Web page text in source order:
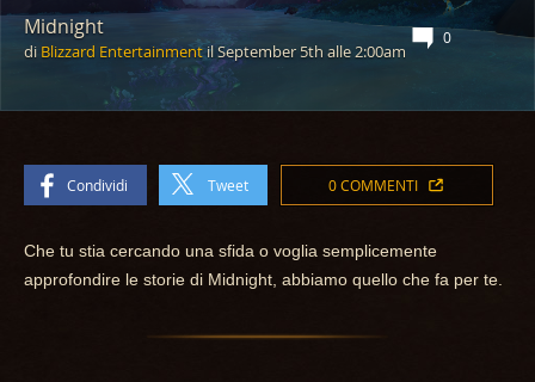
Midnight
di Blizzard EntertainmentilSeptember 5th alle2:00am
0
Condividi Tweet 0 COMMENTI
Che tu stia cercando una sfida o voglia semplicemente
approfondire le storie di Midnight, abbiamo quello che fa per te.